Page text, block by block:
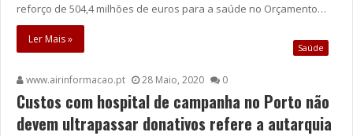
reforço de 504,4 milhões de euros para a saúde no Orçamento…
Ler Mais »
Saúde
www.airinformacao.pt 28 Maio, 2020 0
Custos com hospital de campanha no Porto não
devem ultrapassar donativos refere a autarquia